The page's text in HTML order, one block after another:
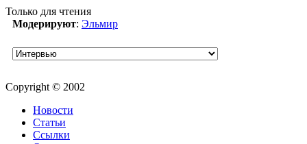
Только для чтения
Модерируют: Эльмир
Copyright © 2002
Новости
Статьи
Ссылки